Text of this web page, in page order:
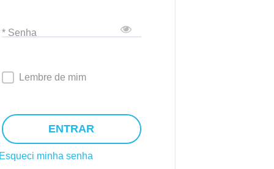
* Senha
Lembre de mim
ENTRAR
minha senha